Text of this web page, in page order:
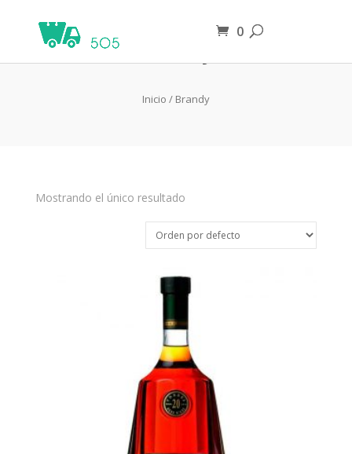
0
Inicio / Brandy
Mostrando el único resultado